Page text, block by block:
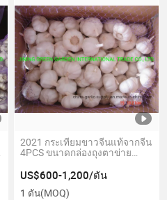
2021 กระเทียมขาวจีนแท้จากจีน
4PCS ขนาดกล่องถุงตาข่าย
ฯลฯ คุณภาพดีที่สุด ราคาต่ำที่สุด
US$600-1,200/ตัน
1 ตัน(MOQ)